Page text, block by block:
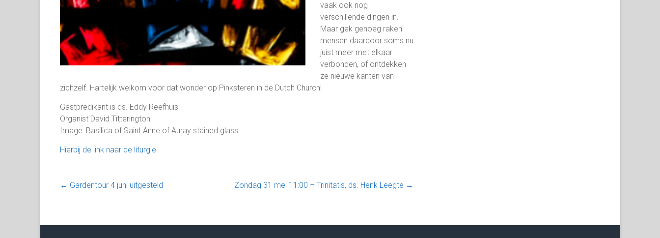
vaak ook nog
verschillende dingen in.
Maar gek genoeg raken
mensen daardoor soms nu
juist meer met elkaar
verbonden, of ontdekken
ze nieuwe kanten van
zichzelf. Hartelijk welkom voor dat wonder op Pinksteren in de Dutch Church!
Gastpredikant is ds. Eddy Reefhuis
Organist David Titterington
Image: Basilica of Saint Anne of Auray stained glass
Hierbij de link naar de liturgie
← Gardentour 4 juni uitgesteld Zondag 31 mei 11:00 – Trinitatis, ds. Henk Leegte →